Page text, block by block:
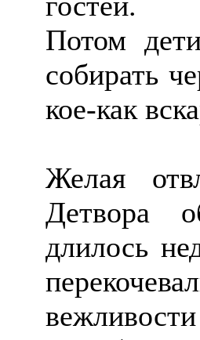
Потом
собирать
кое-как
Желая
Детвора
длилось